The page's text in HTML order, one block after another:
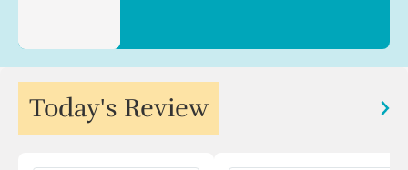
Today's Review